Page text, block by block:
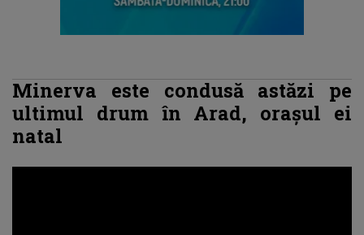
Minerva este condusă astăzi pe
ultimul drum în Arad, orașul ei
natal